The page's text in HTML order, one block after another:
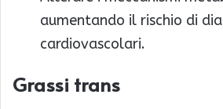
aumentando il rischio di
cardiovascolari.
Grassi trans